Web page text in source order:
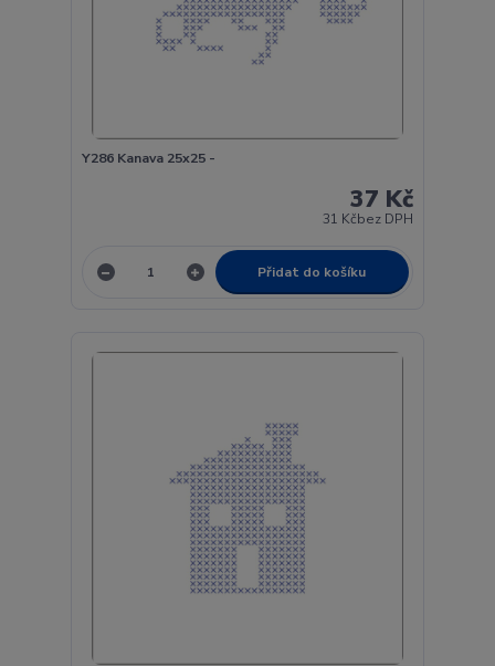
Y286 Kanava 25x25 -
37 Kč
31 Kčbez DPH
Přidat do košíku